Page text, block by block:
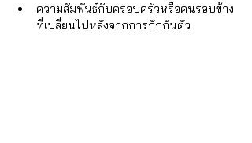
ความสัมพันธ์กับครอบครัวหรือคนรอบข้าง
ที่เปลี่ยนไปหลังจากการกักกันตัว